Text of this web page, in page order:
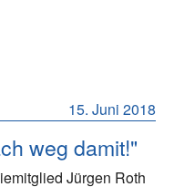
15. Juni 2018
weg damit!"
Jürgen Roth